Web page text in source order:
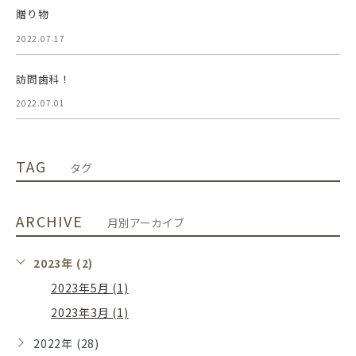
贈り物
2022.07.17
訪問歯科！
2022.07.01
TAG タグ
ARCHIVE 月別アーカイブ
2023年 (2)
2023年5月 (1)
2023年3月 (1)
2022年 (28)